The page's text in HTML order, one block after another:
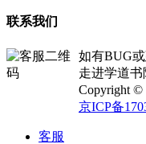
联系我们
如有BUG
走进学道书
Copyright ©
京ICP备
客服